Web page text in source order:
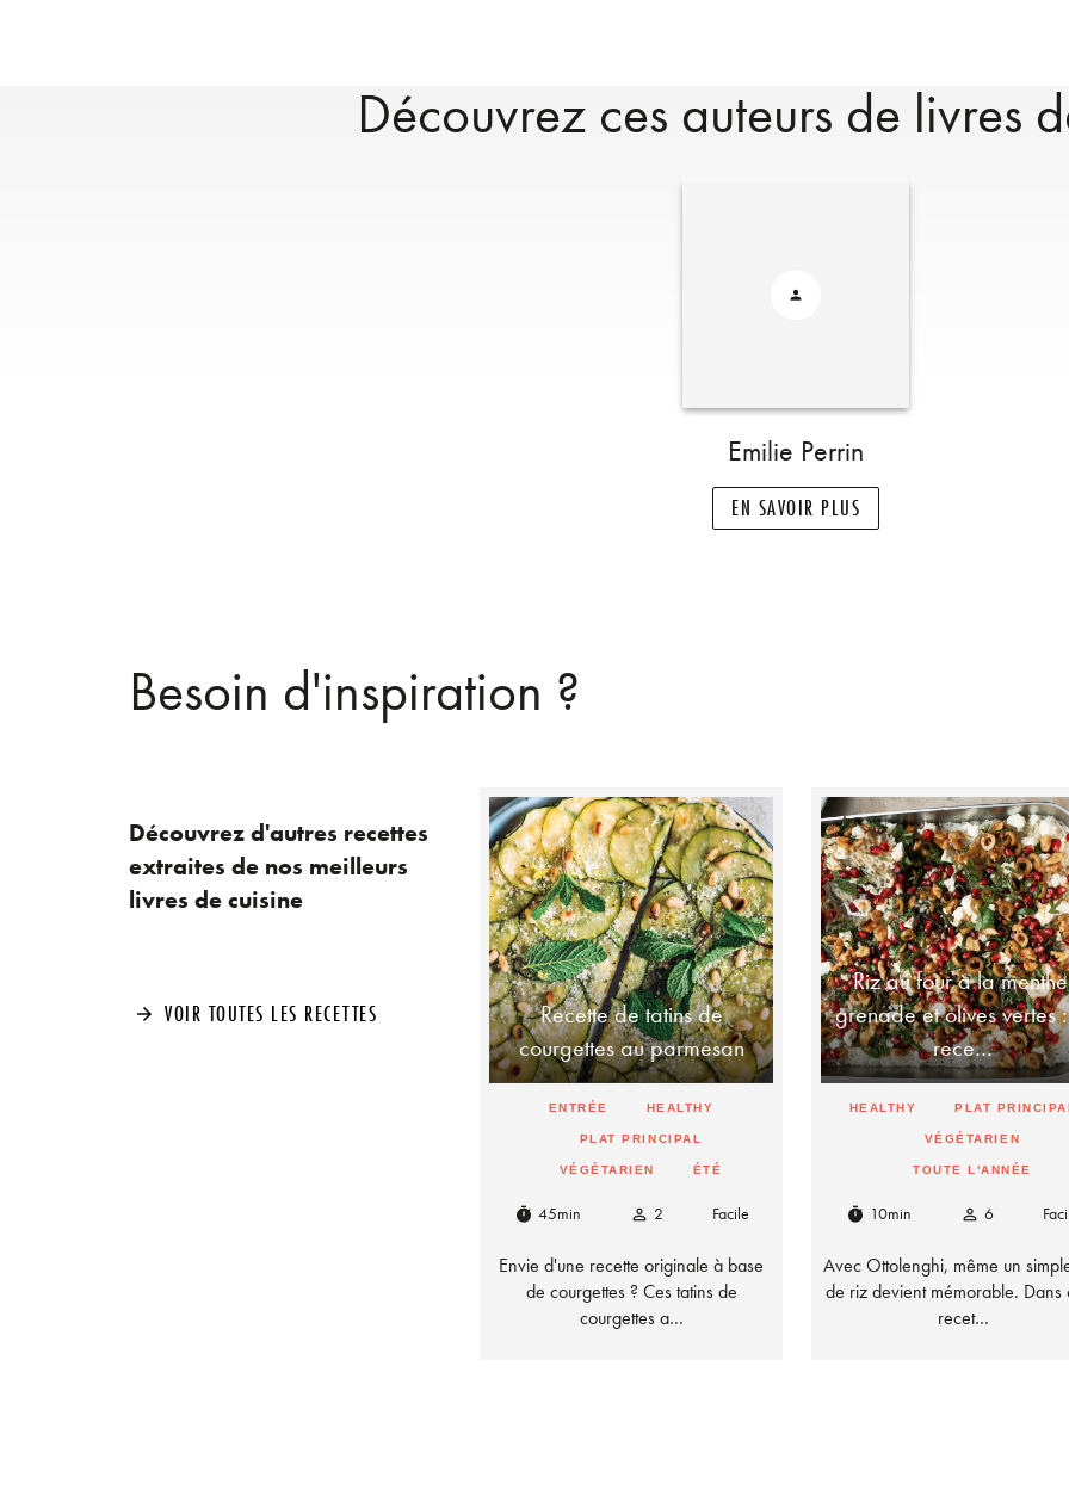
Découvrez ces auteurs de livres
Emilie Perrin
EN SAVOIR PLUS
Besoin d'inspiration ?
Découvrez d'autres recettes
extraites de nos meilleurs
livres de cuisine
arrow_forward VOIR TOUTES LES RECETTES
Recette de tatins de
courgettes au parmesan
ENTRÉE HEALTHY
PLAT PRINCIPAL
VÉGÉTARIEN ÉTÉ
timer 45min person_outline 2 Facile
Envie d'une recette originale à base
de courgettes ? Ces tatins de
courgettes a…
Riz au four à la
grenade et olives vertes
rece…
HEALTHY PLAT
VÉGÉTARIEN
TOUTE L'ANNÉE
timer 10min person_outline 6
Avec Ottolenghi, même un
de riz devient mémorable. Dans
recet…